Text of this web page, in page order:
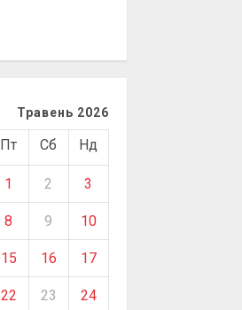
Травень 2026
Пт Сб Нд
1 2 3
8 9 10
15 16 17
22 23 24